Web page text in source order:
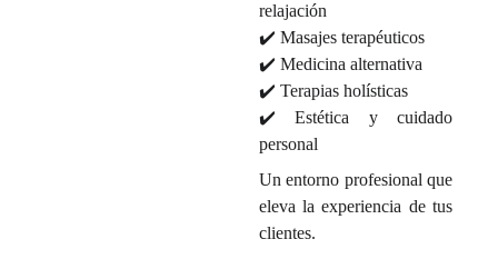
relajación
✔️ Masajes terapéuticos
✔️ Medicina alternativa
✔️ Terapias holísticas
✔️ Estética y cuidado
personal
Un entorno profesional que
eleva la experiencia de tus
clientes.